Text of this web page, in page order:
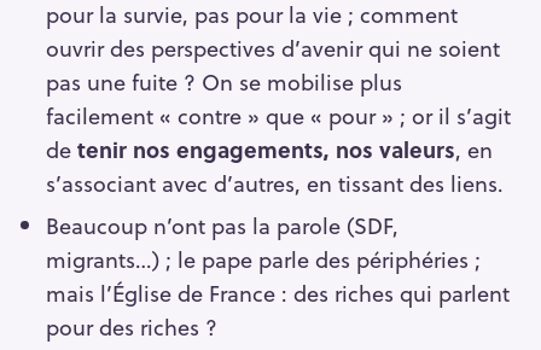
pour la survie, pas pour la vie ; comment
ouvrir des perspectives d’avenir qui ne soient
pas une fuite ? On se mobilise plus
facilement « contre » que « pour » ; or il s’agit
detenir nos engagements, nos valeurs, en
s’associant avec d’autres, en tissant des liens.
Beaucoup n’ont pas la parole (SDF,
migrants…) ; le pape parle des périphéries ;
mais l’Église de France : des riches qui parlent
pour des riches ?